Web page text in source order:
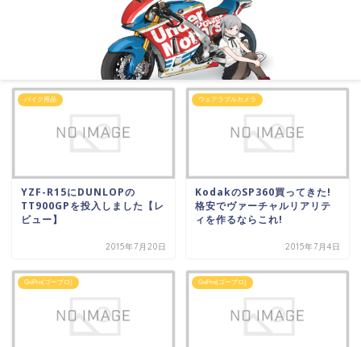
バイク用品
YZF-R15にDUNLOPの
TT900GPを投入しました【レ
ビュー】
2015年7月20日
ウェアラブルカメラ
KodakのSP360買ってきた!
格安でヴァーチャルリアリテ
ィを作るならこれ!
2015年7月4日
GoPro(ゴープロ) GoPro(ゴープロ)